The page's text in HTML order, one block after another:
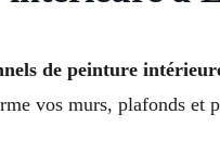
de peinture
vos murs, plafonds et